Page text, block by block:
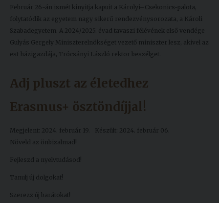
Február 26-án ismét kinyitja kapuit a Károlyi–Csekonics-palota,
folytatódik az egyetem nagy sikerű rendezvénysorozata, a Károli
Szabadegyetem. A 2024/2025. évad tavaszi félévének első vendége
Gulyás Gergely Miniszterelnökséget vezető miniszter lesz, akivel az
est házigazdája, Trócsányi László rektor beszélget.
Adj pluszt az életedhez
Erasmus+ ösztöndíjjal!
Megjelent: 2024. február 19.
Készült: 2024. február 06.
Növeld az önbizalmad!
Fejleszd a nyelvtudásod!
Tanulj új dolgokat!
Szerezz új barátokat!